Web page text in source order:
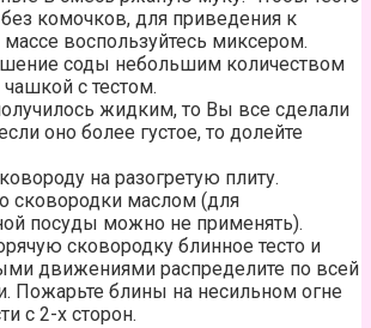
комочков, для приведения к
воспользуйтесь миксером.
соды небольшим количеством
чашкой с тестом.
жидким, то Вы все сделали
оно более густое, то долейте
на разогретую плиту.
сковородки маслом (для
посуды можно не применять).
сковородку блинное тесто и
движениями распределите по всей
Пожарьте блины на несильном огне
с 2-х сторон.